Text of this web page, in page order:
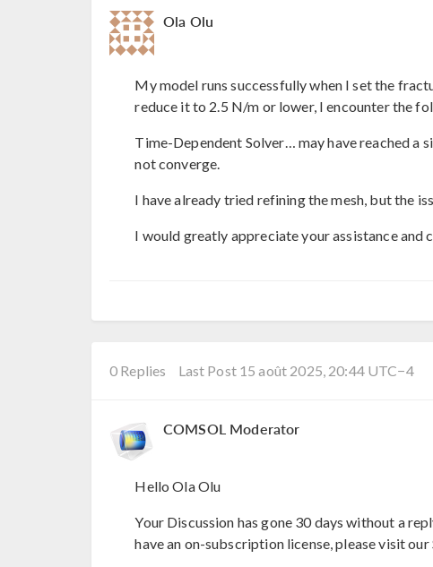
Ola Olu
My model runs successfully when I set the
reduce it to 2.5 N/m or lower, I encounter the
Time-Dependent Solver… may have reached a
not converge.
I have already tried refining the mesh, but the
I would greatly appreciate your assistance and
0 Replies Last Post 15 août 2025, 20:44 UTC−4
COMSOL Moderator
Hello Ola Olu
Your Discussion has gone 30 days without a
have an on-subscription license, please visit